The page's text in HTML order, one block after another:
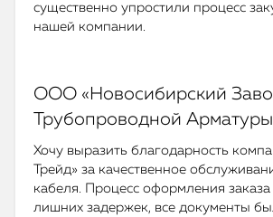
существенно упростили процесс
нашей компании.
ООО «Новосибирский
Трубопроводной
Хочу выразить благодарность
Трейд» за качественное
кабеля. Процесс оформления
лишних задержек, все документы